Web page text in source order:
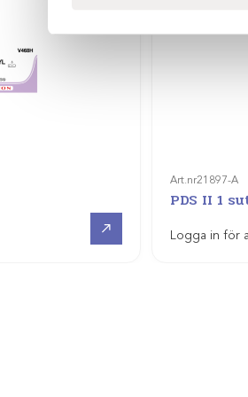
Art.nr21897-A
PDS II 1
Logga in för